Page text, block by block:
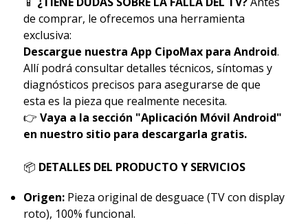
de comprar, le ofrecemos una herramienta
exclusiva:
Descargue nuestra App CipoMax para Android.
Allí podrá consultar detalles técnicos, síntomas y
diagnósticos precisos para asegurarse de que
esta es la pieza que realmente necesita.
👉 Vaya a la sección "Aplicación Móvil Android"
en nuestro sitio para descargarla gratis.
📦 DETALLES DEL PRODUCTO Y SERVICIOS
Origen:Pieza original de desguace (TV con display
roto), 100% funcional.